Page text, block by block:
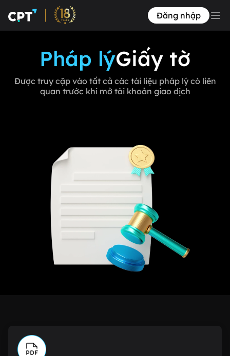
Đăng nhập
Pháp lýGiấy tờ
Được truy cập vào tất cả các tài liệu pháp lý có liên
quan trước khi mở tài khoản giao dịch